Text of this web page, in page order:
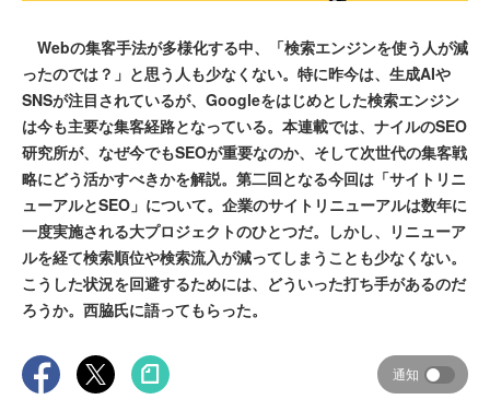
Webの集客手法が多様化する中、「検索エンジンを使う人が減
ったのでは？」と思う人も少なくない。特に昨今は、生成AIや
SNSが注目されているが、Googleをはじめとした検索エンジン
は今も主要な集客経路となっている。本連載では、ナイルのSEO
研究所が、なぜ今でもSEOが重要なのか、そして次世代の集客戦
略にどう活かすべきかを解説。第二回となる今回は「サイトリニ
ューアルとSEO」について。企業のサイトリニューアルは数年に
一度実施される大プロジェクトのひとつだ。しかし、リニューア
ルを経て検索順位や検索流入が減ってしまうことも少なくない。
こうした状況を回避するためには、どういった打ち手があるのだ
ろうか。西脇氏に語ってもらった。
通知